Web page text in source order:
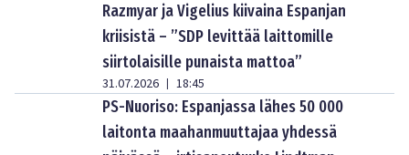
Razmyar ja Vigelius kiivaina Espanjan
kriisistä – ”SDP levittää laittomille
siirtolaisille punaista mattoa”
31.07.2026 | 18:45
PS-Nuoriso: Espanjassa lähes 50 000
laitonta maahanmuuttajaa yhdessä